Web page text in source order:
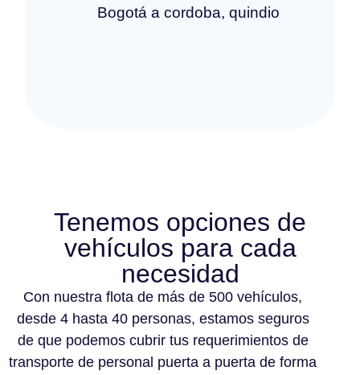
Bogotá a cordoba, quindio
Tenemos opciones de
vehículos para cada
necesidad
Con nuestra flota de más de 500 vehículos,
desde 4 hasta 40 personas, estamos seguros
de que podemos cubrir tus requerimientos de
transporte de personal puerta a puerta de forma